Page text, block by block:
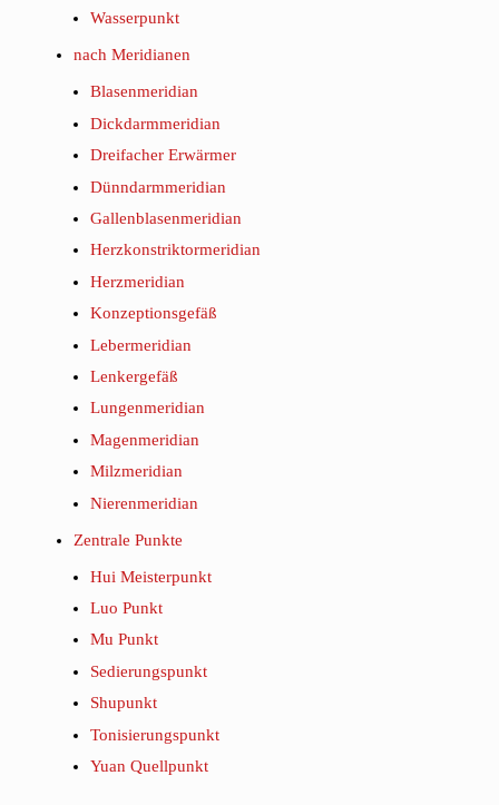
Wasserpunkt
nach Meridianen
Blasenmeridian
Dickdarmmeridian
Dreifacher Erwärmer
Dünndarmmeridian
Gallenblasenmeridian
Herzkonstriktormeridian
Herzmeridian
Konzeptionsgefäß
Lebermeridian
Lenkergefäß
Lungenmeridian
Magenmeridian
Milzmeridian
Nierenmeridian
Zentrale Punkte
Hui Meisterpunkt
Luo Punkt
Mu Punkt
Sedierungspunkt
Shupunkt
Tonisierungspunkt
Yuan Quellpunkt